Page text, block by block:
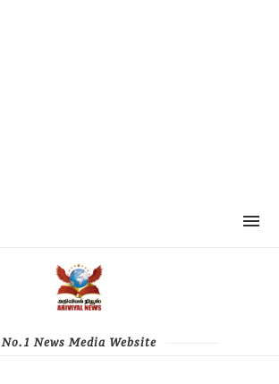
No.1 News Media Website